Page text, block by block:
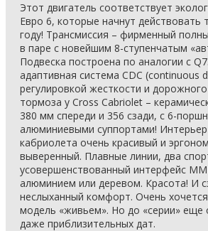
Этот двигатель соответствует
Евро 6, которые начнут действовать
году! Трансмиссия – фирменный
в паре с новейшим 8-ступенчатым
Подвеска построена по аналогии с
адаптивная система CDC (continuous
регулировкой жесткости и
тормоза у Cross Cabriolet –
380 мм спереди и 356 сзади, с 6-
алюминиевыми суппортами!
кабриолета очень красивый и
выверенный. Плавные линии, два
усовершенствованный интерфейс
алюминием или деревом. Красота! И
неслыханный комфорт. Очень
модель «живьем». Но до «серии» еще
даже приблизительных дат.